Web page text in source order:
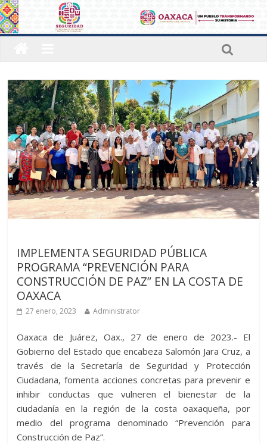
IMPLEMENTA SEGURIDAD PÚBLICA
PROGRAMA “PREVENCIÓN PARA
CONSTRUCCIÓN DE PAZ” EN LA COSTA DE
OAXACA
27 enero, 2023 Administrator
Oaxaca de Juárez, Oax., 27 de enero de 2023.- El
Gobierno del Estado que encabeza Salomón Jara Cruz, a
través de la Secretaría de Seguridad y Protección
Ciudadana, fomenta acciones concretas para prevenir e
inhibir conductas que vulneren el bienestar de la
ciudadanía en la región de la costa oaxaqueña, por
medio del programa denominado “Prevención para
Construcción de Paz”.